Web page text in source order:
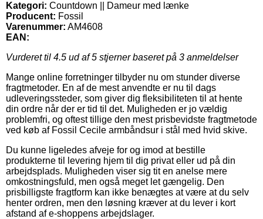
Kategori: Countdown || Dameur med lænke
Producent: Fossil
Varenummer: AM4608
EAN:
Vurderet til 4.5 ud af 5 stjerner baseret på 3 anmeldelser
Mange online forretninger tilbyder nu om stunder diverse
fragtmetoder. En af de mest anvendte er nu til dags
udleveringssteder, som giver dig fleksibiliteten til at hente
din ordre når der er tid til det. Muligheden er jo vældig
problemfri, og oftest tillige den mest prisbevidste fragtmetode
ved køb af Fossil Cecile armbåndsur i stål med hvid skive.
Du kunne ligeledes afveje for og imod at bestille
produkterne til levering hjem til dig privat eller ud på din
arbejdsplads. Muligheden viser sig tit en anelse mere
omkostningsfuld, men også meget let gængelig. Den
prisbilligste fragtform kan ikke benægtes at være at du selv
henter ordren, men den løsning kræver at du lever i kort
afstand af e-shoppens arbejdslager.